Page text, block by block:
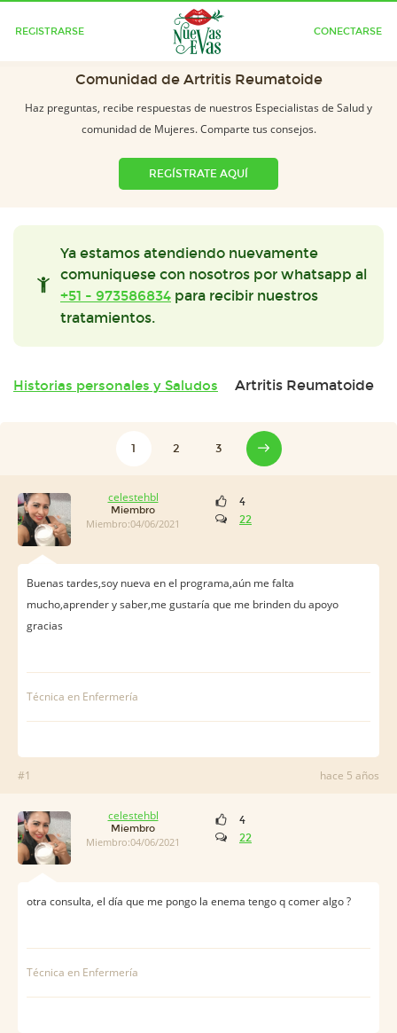
REGISTRARSE CONECTARSE
Comunidad de Artritis Reumatoide
Haz preguntas, recibe respuestas de nuestros Especialistas de Salud y
comunidad de Mujeres. Comparte tus consejos.
REGÍSTRATE AQUÍ
Ya estamos atendiendo nuevamente
comuniquese con nosotros por whatsapp al
+51 - 973586834 para recibir nuestros
tratamientos.
Historias personales y Saludos Artritis Reumatoide
1 2 3
celestehbl
Miembro
Miembro:04/06/2021
4
22
Buenas tardes,soy nueva en el programa,aún me falta
mucho,aprender y saber,me gustaría que me brinden du apoyo
gracias
Técnica en Enfermería
#1 hace 5 años
celestehbl
Miembro
Miembro:04/06/2021
4
22
otra consulta, el día que me pongo la enema tengo q comer algo ?
Técnica en Enfermería